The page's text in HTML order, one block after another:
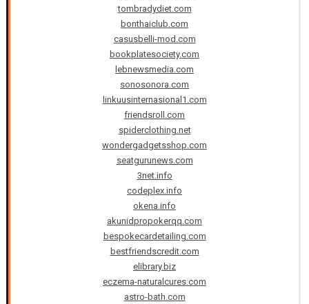
tombradydiet.com
bonthaiclub.com
casusbelli-mod.com
bookplatesociety.com
lebnewsmedia.com
sonosonora.com
linkuusinternasional1.com
friendsroll.com
spiderclothing.net
wondergadgetsshop.com
seatgurunews.com
3net.info
codeplex.info
okena.info
akunidpropokerqq.com
bespokecardetailing.com
bestfriendscredit.com
elibrary.biz
eczema-naturalcures.com
astro-bath.com